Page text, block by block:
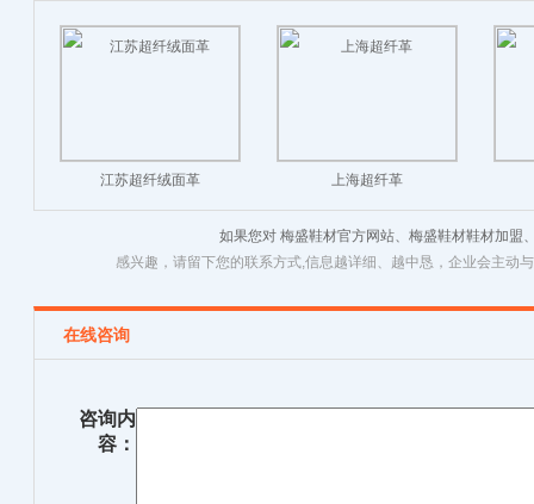
江苏超纤绒面革 上海超纤革
如果您对 梅盛鞋材官方网站、梅盛鞋材鞋材加盟
感兴趣，请留下您的联系方式,信息越详细、越中恳，企业会主动
在线咨询
咨询内
容：